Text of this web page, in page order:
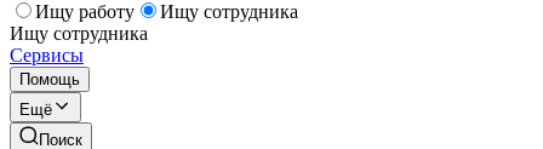
Ищу работу
Ищу сотрудника
Ищу сотрудника
Сервисы
Помощь
Ещё
Поиск